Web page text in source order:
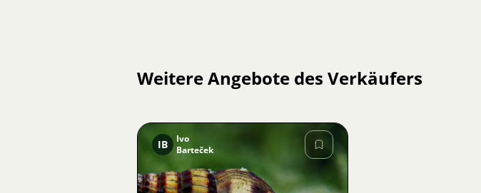
Weitere Angebote des Verkäufers
IB
Ivo
Barteček